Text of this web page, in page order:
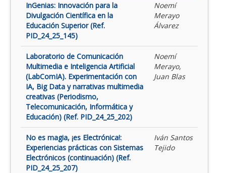
InGenias: Innovación para la
Divulgación Científica en la
Educación Superior (Ref.
PID_24_25_145)
Noemí
Merayo
Álvarez
Laboratorio de Comunicación
Multimedia e Inteligencia Artificial
(LabComIA). Experimentación con
IA, Big Data y narrativas multimedia
creativas (Periodismo,
Telecomunicación, Informática y
Educación) (Ref. PID_24_25_202)
Noemí
Merayo,
Juan Blas
No es magia, ¡es Electrónica!:
Experiencias prácticas con Sistemas
Electrónicos (continuación) (Ref.
PID_24_25_207)
Iván Santos
Tejido